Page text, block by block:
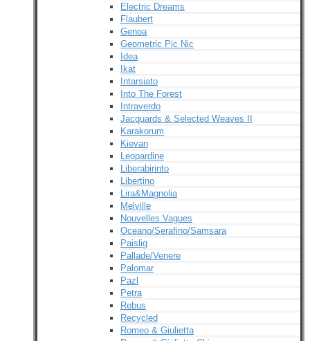
Electric Dreams
Flaubert
Genoa
Geometric Pic Nic
Idea
Ikat
Intarsiato
Into The Forest
Intraverdo
Jacquards & Selected Weaves II
Karakorum
Kievan
Leopardine
Liberabirinto
Libertino
Lira&Magnolia
Melville
Nouvelles Vagues
Oceano/Serafino/Samsara
Paislig
Pallade/Venere
Palomar
Pazl
Petra
Rebus
Recycled
Romeo & Giulietta